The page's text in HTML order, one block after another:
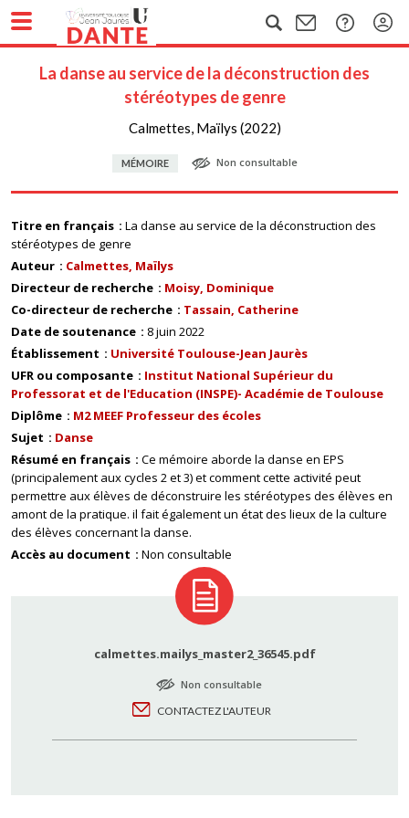
La danse au service de la déconstruction des
stéréotypes de genre
Calmettes, Maïlys (2022)
MÉMOIRE Non consultable
Titre en français
La danse au service de la déconstruction des
stéréotypes de genre
Auteur
Calmettes, Maïlys
Directeur de recherche
Moisy, Dominique
Co-directeur de recherche
Tassain, Catherine
Date de soutenance
8 juin 2022
Établissement
Université Toulouse-Jean Jaurès
UFR ou composante
Institut National Supérieur du
Professorat et de l'Education (INSPE)- Académie de Toulouse
Diplôme
M2 MEEF Professeur des écoles
Sujet
Danse
Résumé en français
Ce mémoire aborde la danse en EPS
(principalement aux cycles 2 et 3) et comment cette activité peut
permettre aux élèves de déconstruire les stéréotypes des élèves en
amont de la pratique. il fait également un état des lieux de la culture
des élèves concernant la danse.
Accès au document
Non consultable
calmettes.mailys_master2_36545.pdf
Non consultable
CONTACTEZ L'AUTEUR